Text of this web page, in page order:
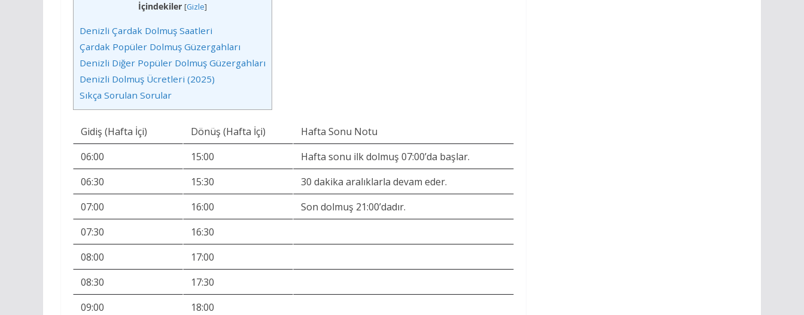
İçindekiler [Gizle]
Denizli Çardak Dolmuş Saatleri
Çardak Popüler Dolmuş Güzergahları
Denizli Diğer Popüler Dolmuş Güzergahları
Denizli Dolmuş Ücretleri (2025)
Sıkça Sorulan Sorular
Gidiş (Hafta İçi) Dönüş (Hafta İçi)
Hafta Sonu Notu
06:00
15:00
Hafta sonu ilk dolmuş 07:00’da başlar.
06:30
15:30
30 dakika aralıklarla devam eder.
07:00
16:00
Son dolmuş 21:00’dadır.
07:30
16:30
08:00
17:00
08:30
17:30
09:00
18:00